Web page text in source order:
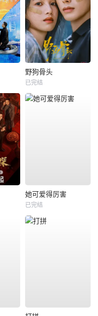
野狗骨头
已完结
她可爱得厉害
已完结